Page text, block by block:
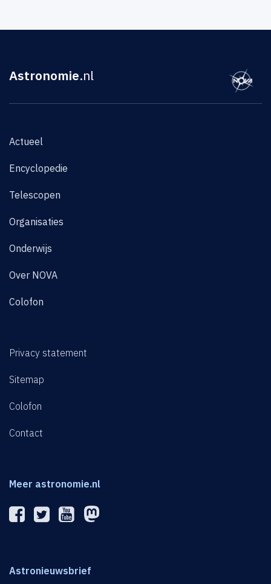
Astronomie.nl
Actueel
Encyclopedie
Telescopen
Organisaties
Onderwijs
Over NOVA
Colofon
Privacy statement
Sitemap
Colofon
Contact
Meer astronomie.nl
Astronieuwsbrief